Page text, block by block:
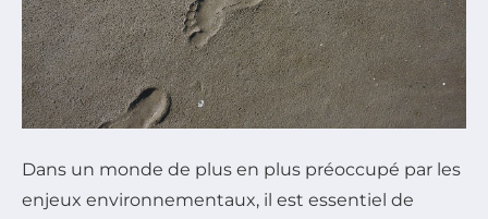
Dans un monde de plus en plus préoccupé par les
enjeux environnementaux, il est essentiel de